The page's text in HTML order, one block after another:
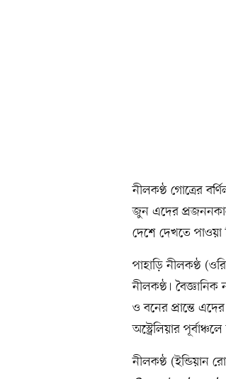
নীলকণ্ঠ গোত্রের
জুন এদের
দেশে দেখতে
পাহাড়ি নীলকণ্ঠ
নীলকণ্ঠ। বৈজ্ঞানিক
ও বনের প্রান্তে
অস্ট্রেলিয়ার
নীলকণ্ঠ (ইন্ডিয়ান